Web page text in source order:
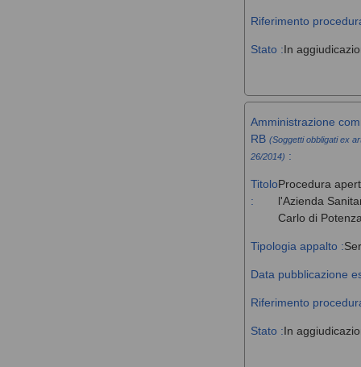
Riferimento
Stato :In
Amministrazione
RB (Soggetti obbligati ex
26/2014) :
Titolo
:
Procedura
l'Azienda
Carlo di
Tipologia appalto :
Data pubblicazione
Riferimento
Stato :In